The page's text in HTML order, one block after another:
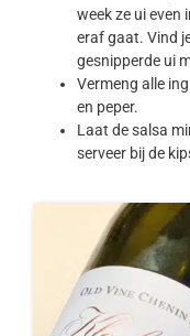
week ze ui
eraf gaat. Vind
gesnipperde ui
Vermeng alle
en peper.
Laat de salsa
serveer bij de